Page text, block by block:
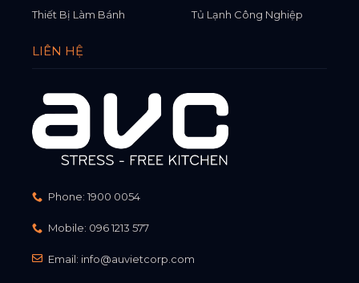
Thiết Bị Làm Bánh
Tủ Lạnh Công Nghiệp
LIÊN HỆ
Phone: 1900 0054
Mobile: 096 1213 577
Email: info@auvietcorp.com